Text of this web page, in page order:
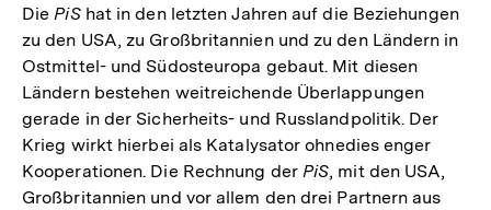
DiePiShat in den letzten Jahren auf die Beziehungen
zu den USA, zu Großbritannien und zu den Ländern in
Ostmittel- und Südosteuropa gebaut. Mit diesen
Ländern bestehen weitreichende Überlappungen
gerade in der Sicherheits- und Russlandpolitik. Der
Krieg wirkt hierbei als Katalysator ohnedies enger
Kooperationen. Die Rechnung der PiS, mit den USA,
Großbritannien und vor allem den drei Partnern aus